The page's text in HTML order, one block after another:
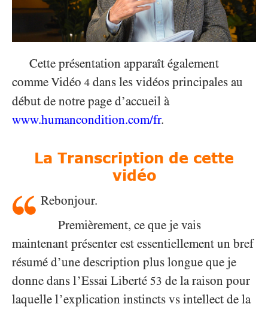
Cette présentation apparaît également
comme Vidéo 4 dans les vidéos principales au
début de notre page d’accueil à
www.humancondition.com/fr.
La Transcription de cette
vidéo
Rebonjour.
Premièrement, ce que je vais
maintenant présenter est essentiellement un bref
résumé d’une description plus longue que je
donne dans l’Essai Liberté 53 de la raison pour
laquelle l’explication instincts vs intellect de la